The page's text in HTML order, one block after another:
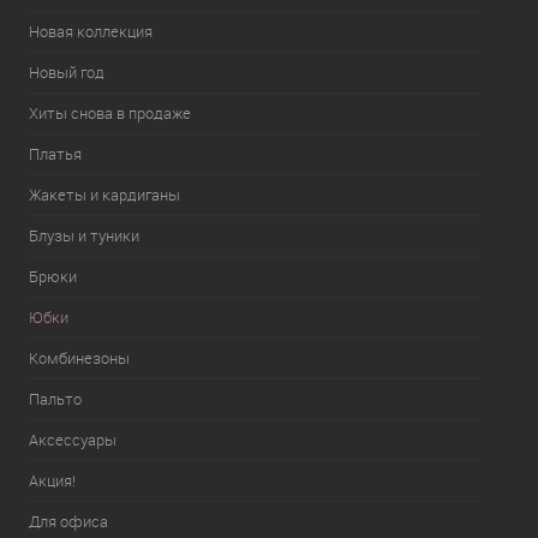
Новая коллекция
Новый год
Хиты снова в продаже
Платья
Жакеты и кардиганы
Блузы и туники
Брюки
Юбки
Комбинезоны
Пальто
Аксессуары
Акция!
Для офиса